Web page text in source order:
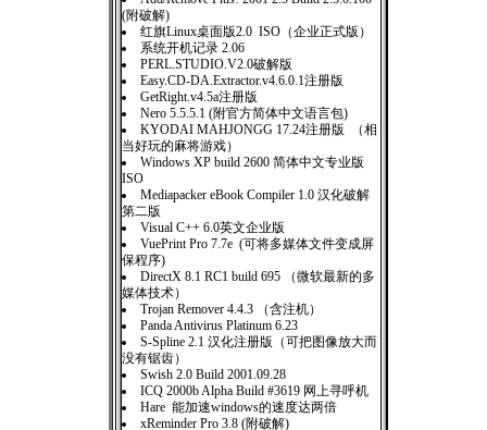
(附破解)
红旗Linux桌面版2.0 ISO（企业正式版）
系统开机记录 2.06
PERL.STUDIO.V2.0破解版
Easy.CD-DA.Extractor.v4.6.0.1注册版
GetRight.v4.5a注册版
Nero 5.5.5.1 (附官方简体中文语言包)
KYODAI MAHJONGG 17.24注册版 （相
当好玩的麻将游戏）
Windows XP build 2600 简体中文专业版
ISO
Mediapacker eBook Compiler 1.0 汉化破解
第二版
Visual C++ 6.0英文企业版
VuePrint Pro 7.7e (可将多媒体文件变成屏
保程序)
DirectX 8.1 RC1 build 695 （微软最新的多
媒体技术）
Trojan Remover 4.4.3 （含注机）
Panda Antivirus Platinum 6.23
S-Spline 2.1 汉化注册版（可把图像放大而
没有锯齿）
Swish 2.0 Build 2001.09.28
ICQ 2000b Alpha Build #3619 网上寻呼机
Hare 能加速windows的速度达两倍
xReminder Pro 3.8 (附破解)